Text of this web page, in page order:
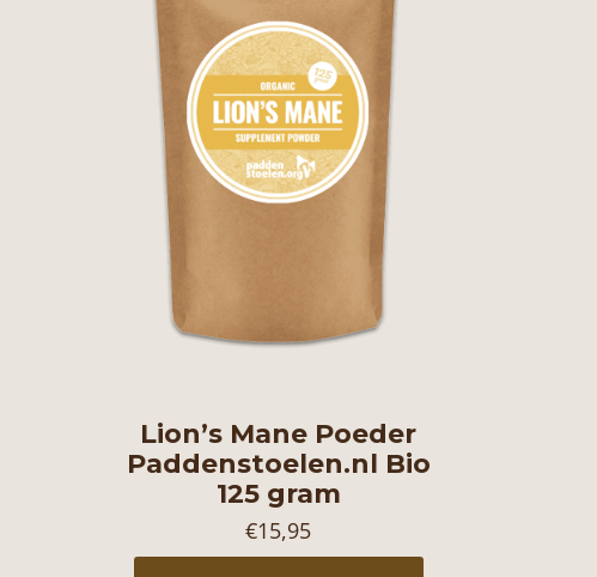
Lion’s Mane Poeder
Paddenstoelen.nl Bio
125 gram
€15,95